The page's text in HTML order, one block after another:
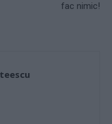
fac nimic!